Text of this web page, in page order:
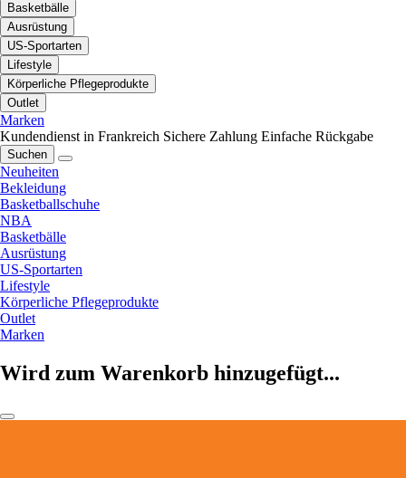
Basketbälle
Ausrüstung
US-Sportarten
Lifestyle
Körperliche Pflegeprodukte
Outlet
Marken
Kundendienst in Frankreich Sichere Zahlung Einfache Rückgabe
Suchen
Neuheiten
Bekleidung
Basketballschuhe
NBA
Basketbälle
Ausrüstung
US-Sportarten
Lifestyle
Körperliche Pflegeprodukte
Outlet
Marken
Wird zum Warenkorb hinzugefügt...